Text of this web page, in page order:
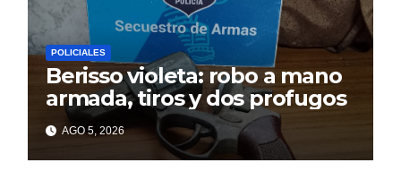
POLICIALES
Berisso violeta: robo a mano
armada, tiros y dos profugos
AGO 5, 2026